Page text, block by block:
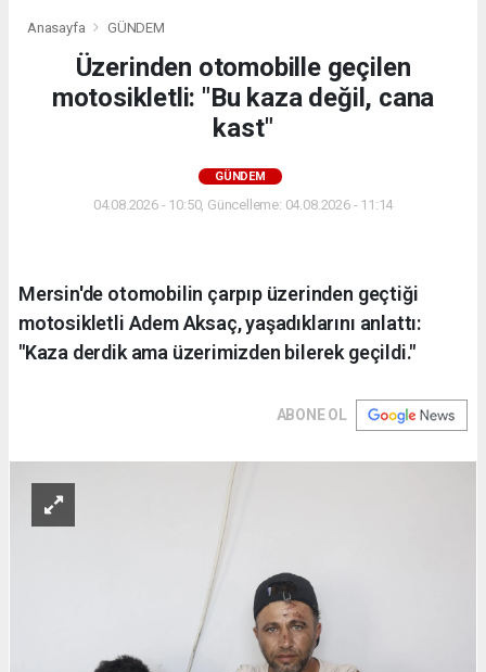
Anasayfa GÜNDEM
Üzerinden otomobille geçilen
motosikletli: "Bu kaza değil, cana
kast"
GÜNDEM
04.08.2026 - 10:50, Güncelleme: 04.08.2026 - 11:14
Mersin'de otomobilin çarpıp üzerinden geçtiği
motosikletli Adem Aksaç, yaşadıklarını anlattı:
"Kaza derdik ama üzerimizden bilerek geçildi."
ABONE OL